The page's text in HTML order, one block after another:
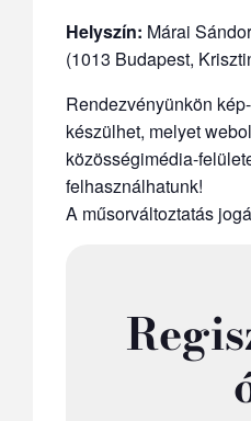
Helyszín: Márai
(1013 Budapest,
Rendezvényünkön
készülhet, melyet
közösségimédia-
felhasználhatunk!
A műsorváltoztatás